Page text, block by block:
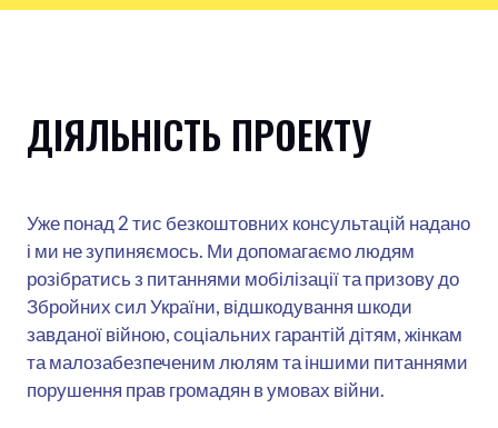
ДІЯЛЬНІСТЬ ПРОЕКТУ
Уже понад 2 тис безкоштовних консультацій надано
і ми не зупиняємось. Ми допомагаємо людям
розібратись з питаннями мобілізації та призову до
Збройних сил України, відшкодування шкоди
завданої війною, соціальних гарантій дітям, жінкам
та малозабезпеченим люлям та іншими питаннями
порушення прав громадян в умовах війни.